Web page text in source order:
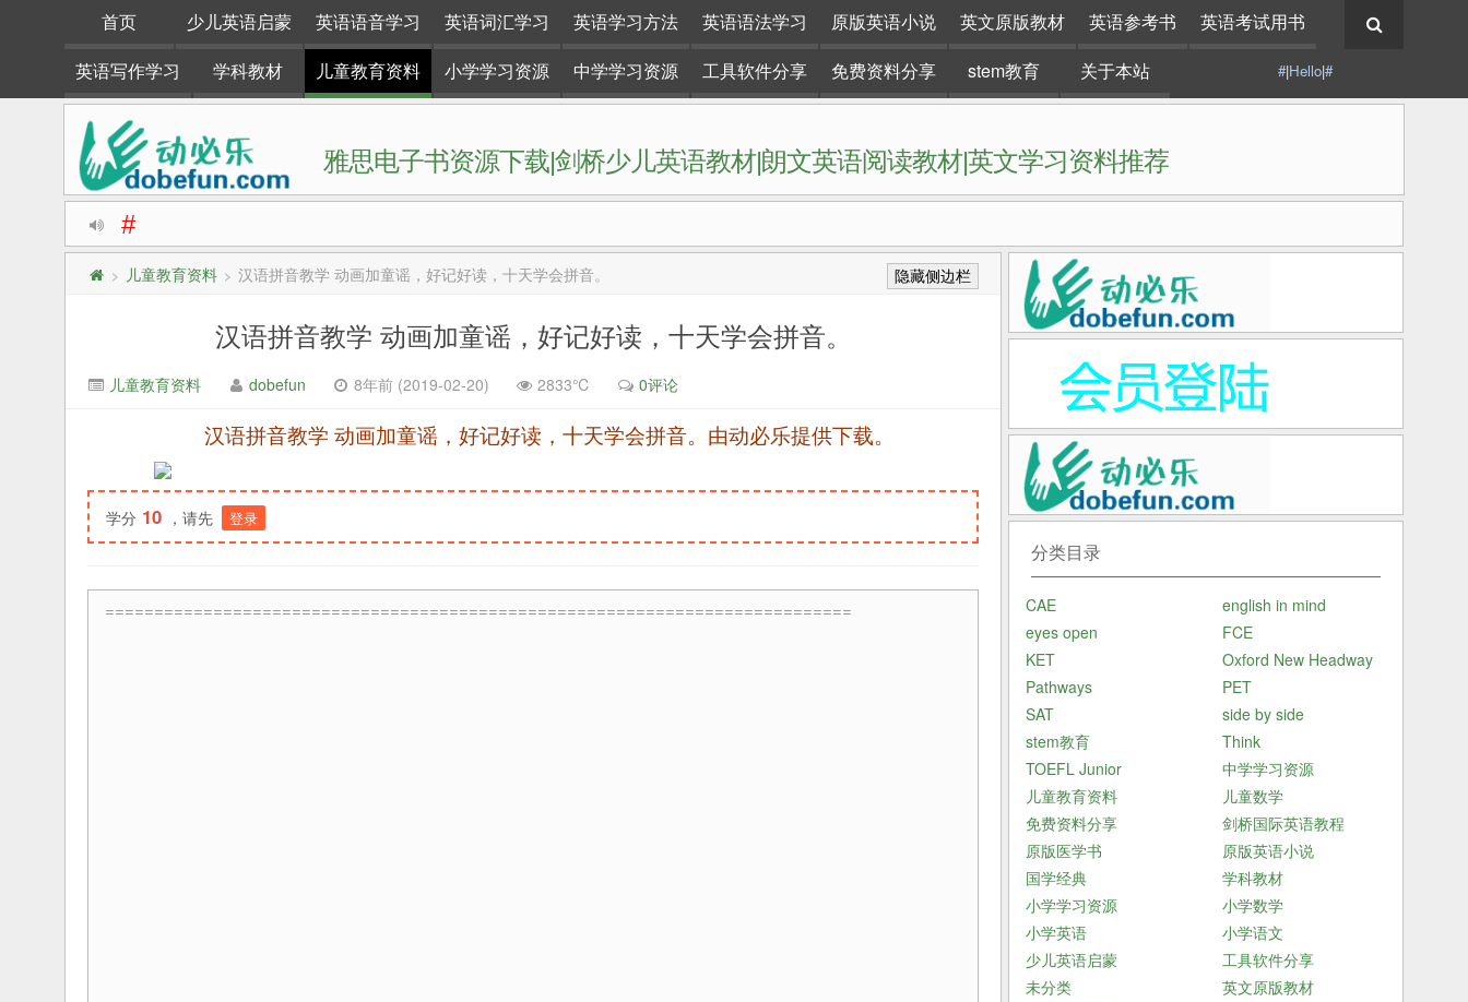
首页 少儿英语启蒙 英语语音学习 英语词汇学习 英语学习方法 英语语法学习 原版英语小说 英文原版教材 英语参考书
英语考试用书
英语写作学习
学科教材 儿童教育资料 小学学习资源 中学学习资源 工具软件分享 免费资料分享 stem教育 关于本站 #|Hello|#
雅思电子书资源下载|剑桥少儿英语教材|朗文英语阅读教材|英文学习资料推荐
#
动必乐dobefun是一个专注于英语学习资料整理分享的网站。
> 儿童教育资料 > 汉语拼音教学 动画加童谣，好记好读，十天学会拼音。 隐藏侧边栏
汉语拼音教学 动画加童谣，好记好读，十天学会拼音。
儿童教育资料 dobefun 8年前 (2019-02-20) 2833℃ 0评论
汉语拼音教学 动画加童谣，好记好读，十天学会拼音。由动必乐提供下载。
学分 10 ，请先 登录
============================================================================
分类目录
CAE
english in mind
eyes open
FCE
KET
Oxford New Headway
Pathways
PET
SAT
side by side
stem教育
Think
TOEFL Junior
中学学习资源
儿童教育资料
儿童数学
免费资料分享
剑桥国际英语教程
原版医学书
原版英语小说
国学经典
学科教材
小学学习资源
小学数学
小学英语
小学语文
少儿英语启蒙
工具软件分享
未分类
英文原版教材